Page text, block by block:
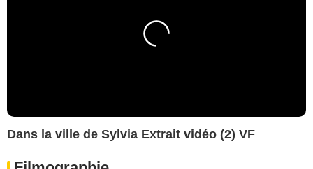
Dans la ville de Sylvia Extrait vidéo (2) VF